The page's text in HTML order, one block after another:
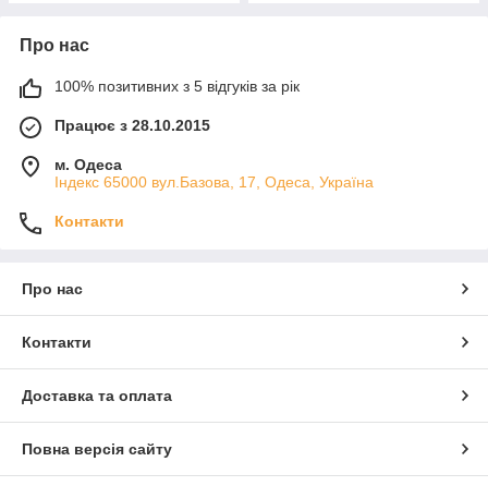
Про нас
100% позитивних з 5 відгуків за рік
Працює з 28.10.2015
м. Одеса
Індекс 65000 вул.Базова, 17, Одеса, Україна
Контакти
Про нас
Контакти
Доставка та оплата
Повна версія сайту